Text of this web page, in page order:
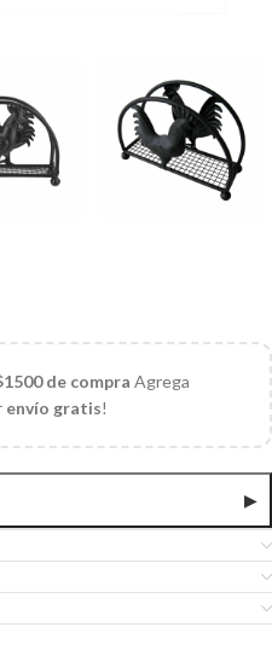
de compra Agrega
envío gratis!
▶